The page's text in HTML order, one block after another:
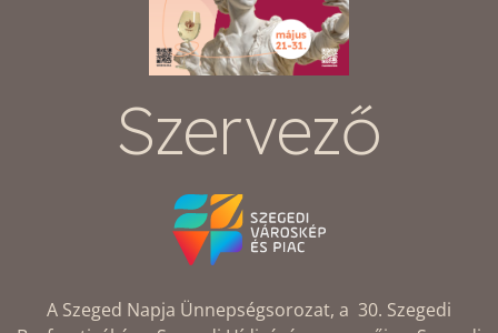
Szervező
A Szeged Napja Ünnepségsorozat, a 30. Szegedi